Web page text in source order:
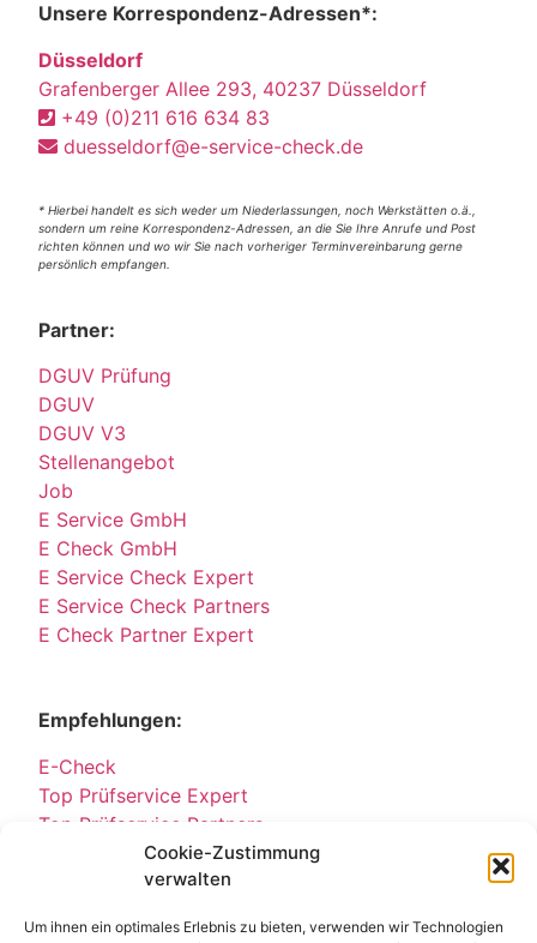
Cookie-Zustimmung
verwalten
Um ihnen ein optimales Erlebnis zu bieten, verwenden wir Technologien
Unsere Korrespondenz-Adressen*:
Düsseldorf
Grafenberger Allee 293, 40237 Düsseldorf
+49 (0)211 616 634 83
duesseldorf@e-service-check.de
* Hierbei handelt es sich weder um Niederlassungen, noch Werkstätten o.ä.,
sondern um reine Korrespondenz-Adressen, an die Sie Ihre Anrufe und Post
richten können und wo wir Sie nach vorheriger Terminvereinbarung gerne
persönlich empfangen.
Partner:
DGUV Prüfung
DGUV
DGUV V3
Stellenangebot
Job
E Service GmbH
E Check GmbH
E Service Check Expert
E Service Check Partners
E Check Partner Expert
Empfehlungen:
E-Check
Top Prüfservice Expert
Top Prüfservice Partners
Top Prüfservice GmbH
Sicherheitsprüfungen Partners